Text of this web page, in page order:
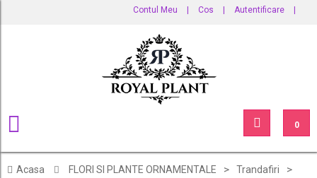
Contul Meu Cos Autentificare
0
Acasa FLORI SI PLANTE ORNAMENTALE > Trandafiri >